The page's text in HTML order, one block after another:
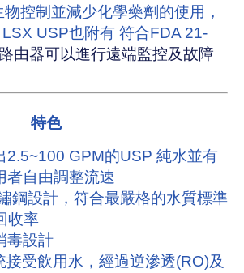
控制並減少化學藥劑的使用，
USP也附有 符合FDA 21-
由器可以進行遠端監控及故障
特色
2.5~100 GPM的USP 純水並有
者自由調整流速
鋼設計，符合最嚴格的水質標準
收率
毒設計
接受飲用水，經過逆滲透(RO)及